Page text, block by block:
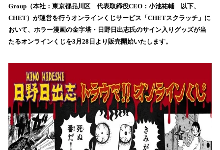
数
を
読
込
す
Group（本社：東京都品川区 代表取締役CEO：小池祐輔 以下、
CHET）が運営を行うオンラインくじサービス「CHETスクラッチ」に
おいて、ホラー漫画の金字塔・日野日出志氏のサイン入りグッズが当
たるオンラインくじを3月28日より販売開始いたします。